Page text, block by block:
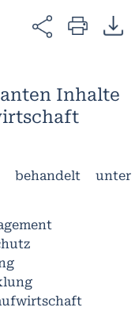
Inhalte
behandelt unter